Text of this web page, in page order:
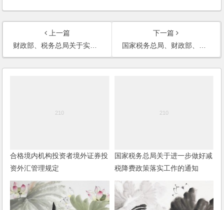
上一篇
财政部、税务总局关于实施小微企业普惠性税收减免政策的通知
下一篇
国家税务总局、财政部、中国人民银行关于非居民企业机构场所汇总缴纳企业所得税有关问题的公告
合格境内机构投资者境外证券投
资外汇管理规定
国家税务总局关于进一步做好减
税降费政策落实工作的通知